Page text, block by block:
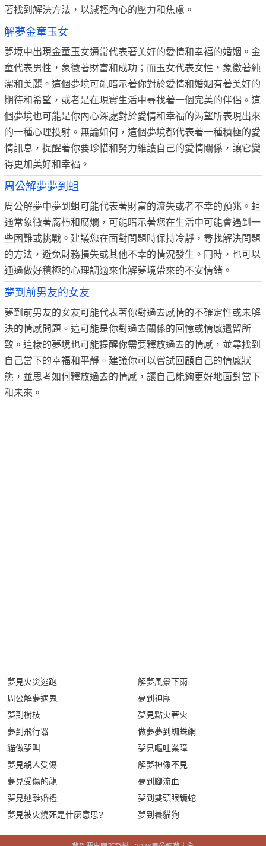
著找到解決方法，以減輕內心的壓力和焦慮。
解夢金童玉女
夢境中出現金童玉女通常代表著美好的愛情和幸福的婚姻。金
童代表男性，象徵著財富和成功；而玉女代表女性，象徵著純
潔和美麗。這個夢境可能暗示著你對於愛情和婚姻有著美好的
期待和希望，或者是在現實生活中尋找著一個完美的伴侶。這
個夢境也可能是你內心深處對於愛情和幸福的渴望所表現出來
的一種心理投射。無論如何，這個夢境都代表著一種積極的愛
情訊息，提醒著你要珍惜和努力維護自己的愛情關係，讓它變
得更加美好和幸福。
周公解夢夢到蛆
周公解夢中夢到蛆可能代表著財富的流失或者不幸的預兆。蛆
通常象徵著腐朽和腐爛，可能暗示著您在生活中可能會遇到一
些困難或挑戰。建議您在面對問題時保持冷靜，尋找解決問題
的方法，避免財務損失或其他不幸的情況發生。同時，也可以
通過做好積極的心理調適來化解夢境帶來的不安情緒。
夢到前男友的女友
夢到前男友的女友可能代表著你對過去感情的不確定性或未解
決的情感問題。這可能是你對過去關係的回憶或情感遺留所
致。這樣的夢境也可能提醒你需要釋放過去的情感，並尋找到
自己當下的幸福和平靜。建議你可以嘗試回顧自己的情感狀
態，並思考如何釋放過去的情感，讓自己能夠更好地面對當下
和未來。
夢見火災逃跑
周公解夢遇鬼
夢到樹枝
夢到飛行器
貓做夢叫
夢見親人受傷
夢見受傷的龍
夢見逃離婚禮
夢見被火燒死是什麼意思?
解夢風景下雨
夢到神廟
夢見點火著火
做夢夢到蜘蛛網
夢見嘔吐業障
解夢神像不見
夢到腳流血
夢到雙頭眼鏡蛇
夢到養貓狗